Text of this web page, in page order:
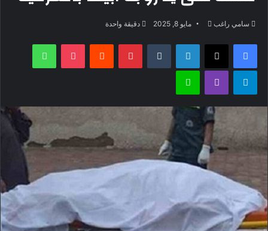
سامي راغب
أرسل
إلكترونيا
مايو 8, 2025 دقيقة واحدة
فيسبوك ‫X لينكدإن بينتيريست ‫Pocket واتساب
تيلقرام ڤايبر لاين